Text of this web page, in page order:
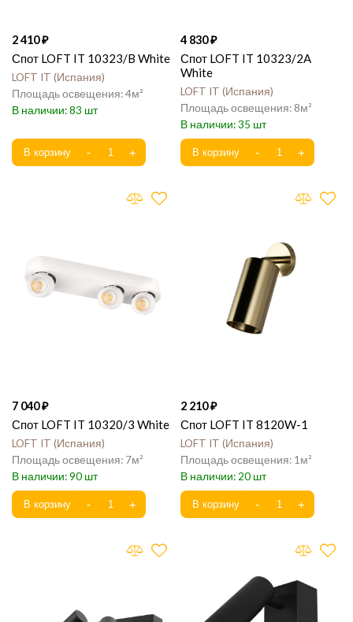
2 410
Спот LOFT IT 10323/B White
LOFT IT Испания
4
83
4 830
Спот LOFT IT 10323/2A
White
LOFT IT Испания
8
35
7 040
Спот LOFT IT 10320/3 White
LOFT IT Испания
7
90
2 210
Спот LOFT IT 8120W-1
LOFT IT Испания
1
20